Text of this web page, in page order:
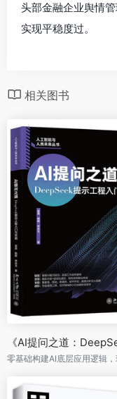
头部金融企业舆情
实现平稳度过。
相关图书